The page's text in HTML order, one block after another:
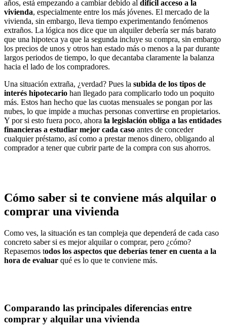
años, está empezando a cambiar debido al difícil acceso a la
vivienda, especialmente entre los más jóvenes. El mercado de la
vivienda, sin embargo, lleva tiempo experimentando fenómenos
extraños. La lógica nos dice que un alquiler debería ser más barato
que una hipoteca ya que la segunda incluye su compra, sin embargo
los precios de unos y otros han estado más o menos a la par durante
largos periodos de tiempo, lo que decantaba claramente la balanza
hacia el lado de los compradores.
Una situación extraña, ¿verdad? Pues la subida de los tipos de
interés hipotecario han llegado para complicarlo todo un poquito
más. Estos han hecho que las cuotas mensuales se pongan por las
nubes, lo que impide a muchas personas convertirse en propietarios.
Y por si esto fuera poco, ahora la legislación obliga a las entidades
financieras a estudiar mejor cada caso antes de conceder
cualquier préstamo, así como a prestar menos dinero, obligando al
comprador a tener que cubrir parte de la compra con sus ahorros.
Cómo saber si te conviene más alquilar o
comprar una vivienda
Como ves, la situación es tan compleja que dependerá de cada caso
concreto saber si es mejor alquilar o comprar, pero ¿cómo?
Repasemos todos los aspectos que deberías tener en cuenta a la
hora de evaluar qué es lo que te conviene más.
Comparando las principales diferencias entre
comprar y alquilar una vivienda